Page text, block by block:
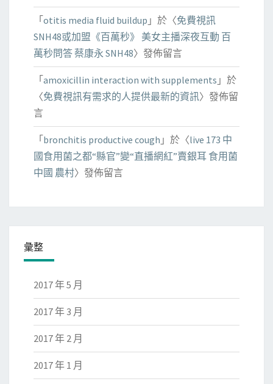
「otitis media fluid buildup 」於〈免費視訊
SNH48或加盟《百萬秒》 美女主播深夜互動 百
萬秒問答 蔡康永 SNH48〉發佈留言
「amoxicillin interaction with supplements 」於
〈免費視訊有需求的人提供最新的資訊〉發佈留
言
「bronchitis productive cough 」於〈live 173 中
國食用菌之都“縣官”變“直播網紅”賣銀耳 食用菌
中國 農村〉發佈留言
彙整
2017 年 5 月
2017 年 3 月
2017 年 2 月
2017 年 1 月